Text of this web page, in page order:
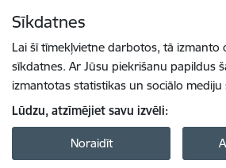
Sīkdatnes
Lai šī tīmekļvietne darbotos, tā izmanto
sīkdatnes. Ar Jūsu piekrišanu papildus
izmantotas statistikas un sociālo mediju
Lūdzu, atzīmējiet savu izvēli:
Noraidīt